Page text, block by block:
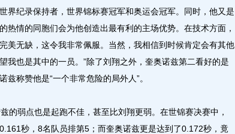
界纪录保持者，世界锦标赛冠军和奥运会冠军。同时，他又是
热情的同胞们会为他创造出最有利的主场优势。在技术方面，
美无缺，这令我非常佩服。当然，我相信到时候肯定会有其他
我也是其中的一员。”除了刘翔之外，奎奥诺兹第二看好的是
兹称赞他是“一个非常危险的局外人”。
的弱点也是起跑不佳，甚至比刘翔更弱。在世锦赛决赛中，
0.161秒，8名队员排第5；而奎奥诺兹更是达到了0.172秒，竟